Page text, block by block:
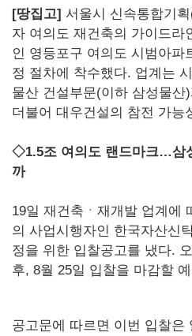
[땅집고] 서울시 신속통합기
자 여의도 재건축의 가이드라
인 영등포구 여의도 시범아파
정 절차에 착수했다. 업계는
물산 건설부문(이하 삼성물산
더불어 대우건설의 참전 가능
◇1.5조 여의도 랜드마크…삼
까
19일 재건축ㆍ재개발 업계에
의 사업시행자인 한국자산신
정을 위한 입찰공고를 냈다.
후, 8월 25일 입찰을 마감할
공고문에 따르면 이번 입찰은